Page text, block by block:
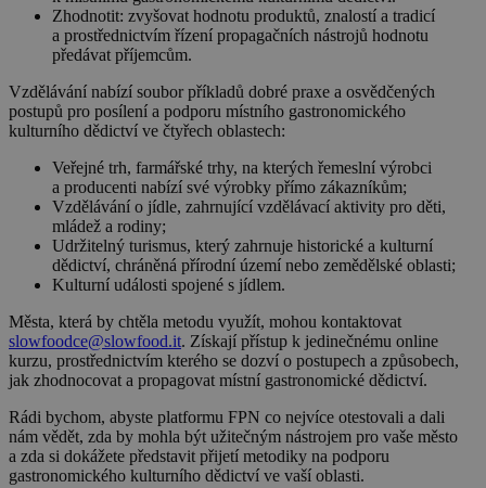
Zhodnotit: zvyšovat hodnotu produktů, znalostí a tradicí
a prostřednictvím řízení propagačních nástrojů hodnotu
předávat příjemcům.
Vzdělávání nabízí soubor příkladů dobré praxe a osvědčených
postupů pro posílení a podporu místního gastronomického
kulturního dědictví ve čtyřech oblastech:
Veřejné trh, farmářské trhy, na kterých řemeslní výrobci
a producenti nabízí své výrobky přímo zákazníkům;
Vzdělávání o jídle, zahrnující vzdělávací aktivity pro děti,
mládež a rodiny;
Udržitelný turismus, který zahrnuje historické a kulturní
dědictví, chráněná přírodní území nebo zemědělské oblasti;
Kulturní události spojené s jídlem.
Města, která by chtěla metodu využít, mohou kontaktovat
slowfoodce@slowfood.it. Získají přístup k jedinečnému online
kurzu, prostřednictvím kterého se dozví o postupech a způsobech,
jak zhodnocovat a propagovat místní gastronomické dědictví.
Rádi bychom, abyste platformu FPN co nejvíce otestovali a dali
nám vědět, zda by mohla být užitečným nástrojem pro vaše město
a zda si dokážete představit přijetí metodiky na podporu
gastronomického kulturního dědictví ve vaší oblasti.